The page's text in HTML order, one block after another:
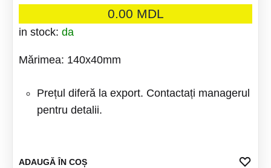
0.00 MDL
in stock: da
Mărimea: 140x40mm
Prețul diferă la export. Contactați managerul
pentru detalii.
ADAUGĂ ÎN COȘ